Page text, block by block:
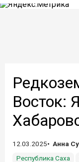
Восток:
12.03.2025
Анна
Республика Саха